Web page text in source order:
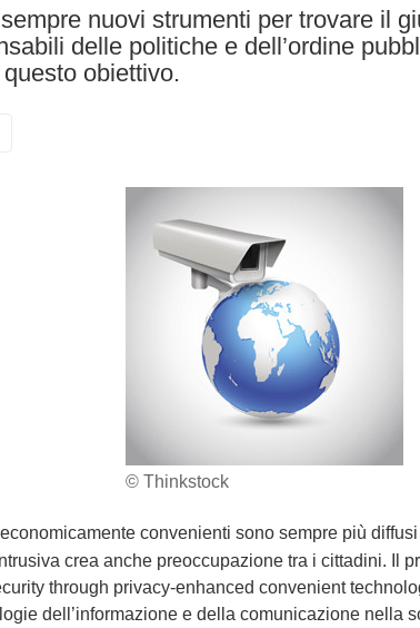
nuovi strumenti per trovare il
delle politiche e dell’ordine
obiettivo.
© Thinkstock
convenienti sono sempre più
crea anche preoccupazione tra i cittadini. Il
through privacy-enhanced convenient
dell’informazione e della comunicazione nella